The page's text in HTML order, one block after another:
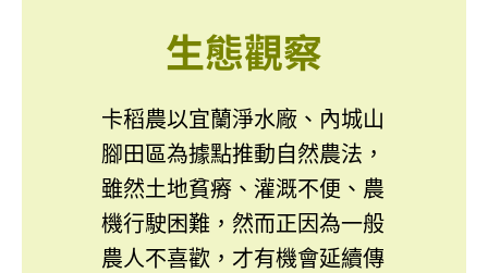
生態觀察
卡稻農以宜蘭淨水廠、內城山
腳田區為據點推動自然農法，
雖然土地貧瘠、灌溉不便、農
機行駛困難，然而正因為一般
農人不喜歡，才有機會延續傳